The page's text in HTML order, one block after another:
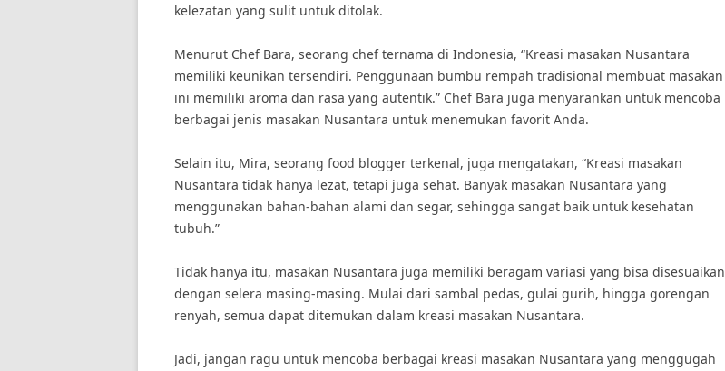
kelezatan yang sulit untuk ditolak.
Menurut Chef Bara, seorang chef ternama di Indonesia, “Kreasi masakan Nusantara
memiliki keunikan tersendiri. Penggunaan bumbu rempah tradisional membuat masakan
ini memiliki aroma dan rasa yang autentik.” Chef Bara juga menyarankan untuk mencoba
berbagai jenis masakan Nusantara untuk menemukan favorit Anda.
Selain itu, Mira, seorang food blogger terkenal, juga mengatakan, “Kreasi masakan
Nusantara tidak hanya lezat, tetapi juga sehat. Banyak masakan Nusantara yang
menggunakan bahan-bahan alami dan segar, sehingga sangat baik untuk kesehatan
tubuh.”
Tidak hanya itu, masakan Nusantara juga memiliki beragam variasi yang bisa disesuaikan
dengan selera masing-masing. Mulai dari sambal pedas, gulai gurih, hingga gorengan
renyah, semua dapat ditemukan dalam kreasi masakan Nusantara.
Jadi, jangan ragu untuk mencoba berbagai kreasi masakan Nusantara yang menggugah